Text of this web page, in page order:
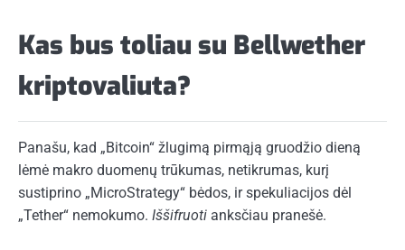
Kas bus toliau su Bellwether
kriptovaliuta?
Panašu, kad „Bitcoin“ žlugimą pirmąją gruodžio dieną
lėmė makro duomenų trūkumas, netikrumas, kurį
sustiprino „MicroStrategy“ bėdos, ir spekuliacijos dėl
„Tether“ nemokumo. Iššifruoti anksčiau pranešė.